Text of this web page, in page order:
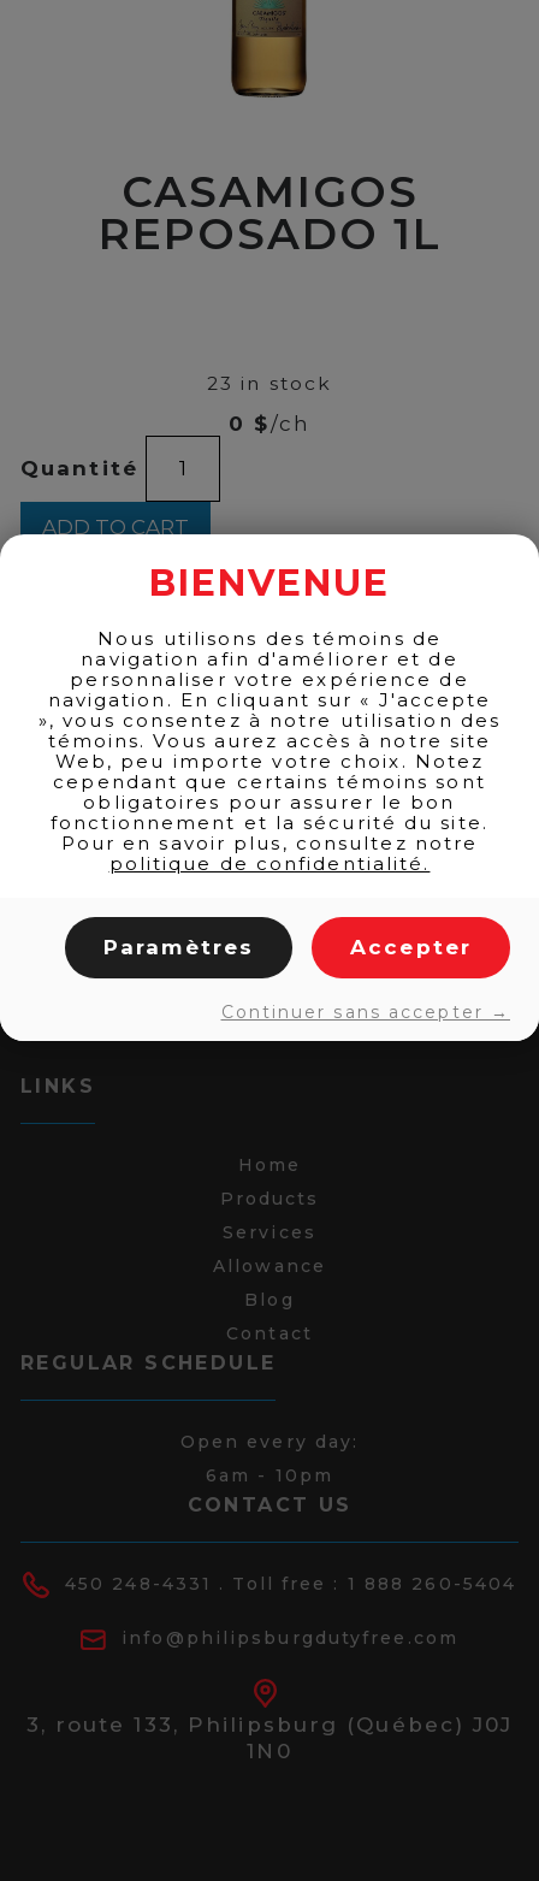
CASAMIGOS
REPOSADO 1L
23 in stock
0 $/ch
Quantité
REPOSADO
quantity
ADD TO CART
BACK TO PRODUCTS
LINKS
Home
Products
Services
Allowance
Blog
Contact
REGULAR SCHEDULE
Open every day:
6am - 10pm
CONTACT US
450 248-4331 . Toll free : 1 888 260-5404
info@philipsburgdutyfree.com
3, route 133, Philipsburg (Québec) J0J
1N0
BIENVENUE
Nous utilisons des témoins de
navigation afin d'améliorer et de
personnaliser votre expérience de
navigation. En cliquant sur « J'accepte
», vous consentez à notre utilisation des
témoins. Vous aurez accès à notre site
Web, peu importe votre choix. Notez
cependant que certains témoins sont
obligatoires pour assurer le bon
fonctionnement et la sécurité du site.
Pour en savoir plus, consultez notre
politique de confidentialité.
Paramètres Accepter
Continuer sans accepter →